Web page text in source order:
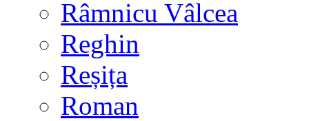
Râmnicu Vâlcea
Reghin
Reșița
Roman